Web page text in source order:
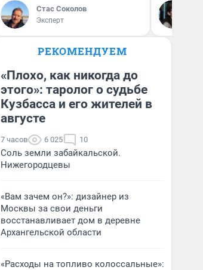
Стас Соколов
Эксперт
РЕКОМЕНДУЕМ
«Плохо, как никогда до
этого»: таролог о судьбе
Кузбасса и его жителей в
августе
7 часов 6 025 10
Соль земли забайкальской.
Нижегородцевы
«Вам зачем он?»: дизайнер из
Москвы за свои деньги
восстанавливает дом в деревне
Архангельской области
«Расходы на топливо колоссальные»: